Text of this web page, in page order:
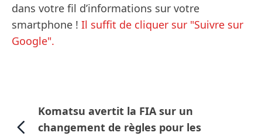
dans votre fil d’informations sur votre
smartphone ! Il suffit de cliquer sur "Suivre sur
Google".
Komatsu avertit la FIA sur un
changement de règles pour les